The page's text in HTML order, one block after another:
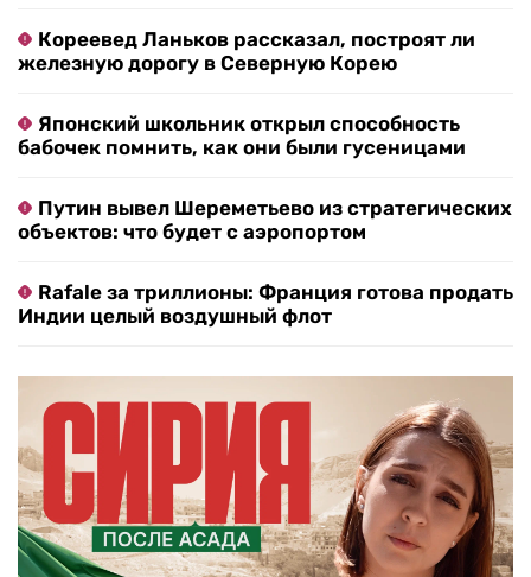
Кореевед Ланьков рассказал, построят ли
железную дорогу в Северную Корею
Японский школьник открыл способность
бабочек помнить, как они были гусеницами
Путин вывел Шереметьево из стратегических
объектов: что будет с аэропортом
Rafale за триллионы: Франция готова продать
Индии целый воздушный флот